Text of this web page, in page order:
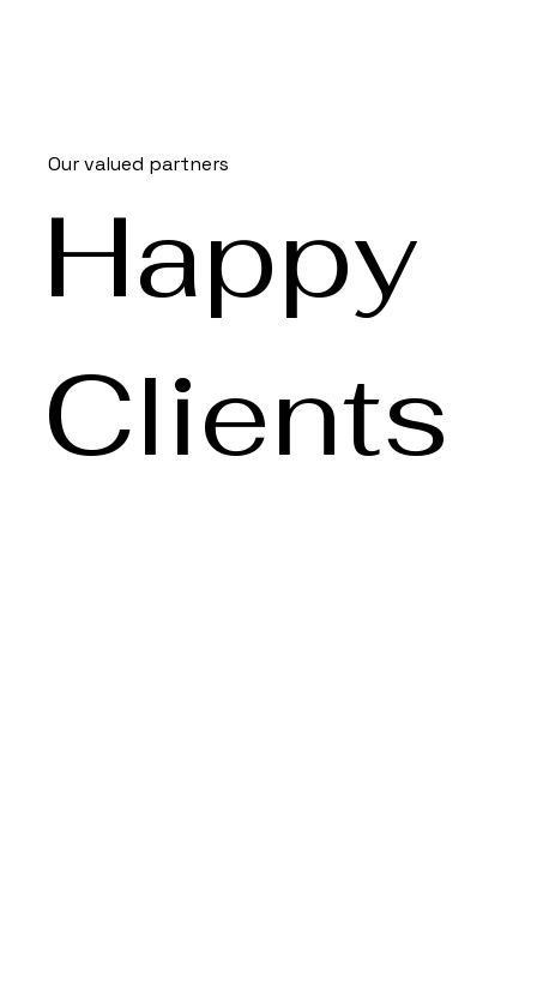
Our valued partners
Happy
Clients